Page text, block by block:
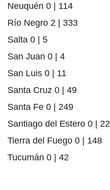
Neuquén 0 | 114
Río Negro 2 | 333
Salta 0 | 5
San Juan 0 | 4
San Luis 0 | 11
Santa Cruz 0 | 49
Santa Fe 0 | 249
Santiago del Estero 0 | 22
Tierra del Fuego 0 | 148
Tucumán 0 | 42